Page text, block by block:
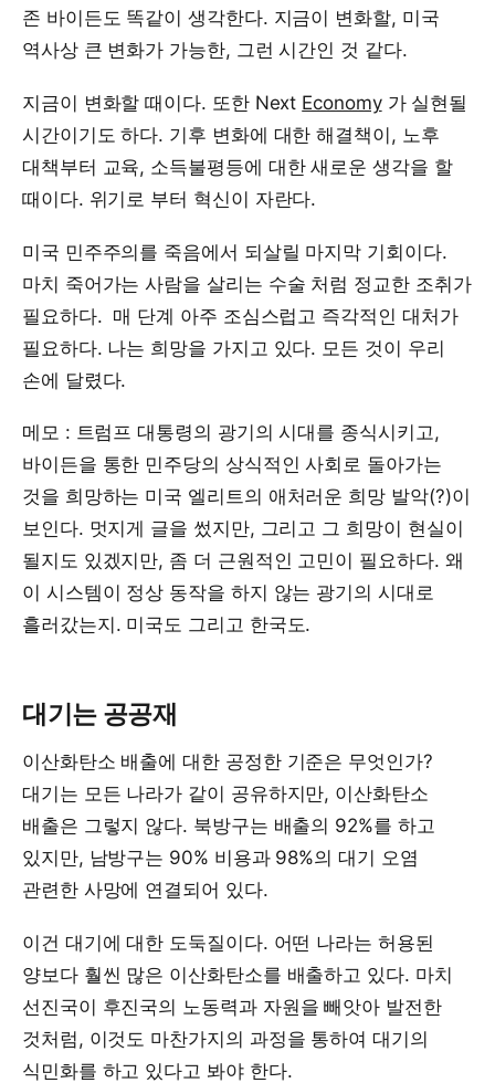
존 바이든도 똑같이 생각한다. 지금이 변화할, 미국
역사상 큰 변화가 가능한, 그런 시간인 것 같다.
지금이 변화할 때이다. 또한 Next Economy가 실현될
시간이기도 하다. 기후 변화에 대한 해결책이, 노후
대책부터 교육, 소득불평등에 대한 새로운 생각을 할
때이다. 위기로 부터 혁신이 자란다.
미국 민주주의를 죽음에서 되살릴 마지막 기회이다.
마치 죽어가는 사람을 살리는 수술 처럼 정교한 조취가
필요하다. 매 단계 아주 조심스럽고 즉각적인 대처가
필요하다. 나는 희망을 가지고 있다. 모든 것이 우리
손에 달렸다.
메모 : 트럼프 대통령의 광기의 시대를 종식시키고,
바이든을 통한 민주당의 상식적인 사회로 돌아가는
것을 희망하는 미국 엘리트의 애처러운 희망 발악(?)이
보인다. 멋지게 글을 썼지만, 그리고 그 희망이 현실이
될지도 있겠지만, 좀 더 근원적인 고민이 필요하다. 왜
이 시스템이 정상 동작을 하지 않는 광기의 시대로
흘러갔는지. 미국도 그리고 한국도.
대기는 공공재
이산화탄소 배출에 대한 공정한 기준은 무엇인가?
대기는 모든 나라가 같이 공유하지만, 이산화탄소
배출은 그렇지 않다. 북방구는 배출의 92%를 하고
있지만, 남방구는 90% 비용과 98%의 대기 오염
관련한 사망에 연결되어 있다.
이건 대기에 대한 도둑질이다. 어떤 나라는 허용된
양보다 훨씬 많은 이산화탄소를 배출하고 있다. 마치
선진국이 후진국의 노동력과 자원을 빼앗아 발전한
것처럼, 이것도 마찬가지의 과정을 통하여 대기의
식민화를 하고 있다고 봐야 한다.